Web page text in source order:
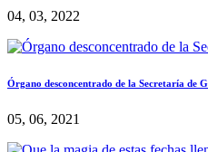
04, 03, 2022
Órgano desconcentrado de la Secretaría de
05, 06, 2021